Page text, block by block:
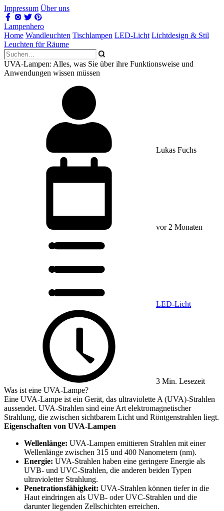
Impressum Über uns
Lampenhero
Home Wandleuchten Tischlampen LED-Licht Lichtdesign & Stil
Leuchten für Räume
UVA-Lampen: Alles, was Sie über ihre Funktionsweise und
Anwendungen wissen müssen
Lukas Fuchs
vor 2 Monaten
LED-Licht
3 Min. Lesezeit
Was ist eine UVA-Lampe?
Eine UVA-Lampe ist ein Gerät, das ultraviolette A (UVA)-Strahlen
aussendet. UVA-Strahlen sind eine Art elektromagnetischer
Strahlung, die zwischen sichtbarem Licht und Röntgenstrahlen liegt.
Eigenschaften von UVA-Lampen
Wellenlänge: UVA-Lampen emittieren Strahlen mit einer
Wellenlänge zwischen 315 und 400 Nanometern (nm).
Energie: UVA-Strahlen haben eine geringere Energie als
UVB- und UVC-Strahlen, die anderen beiden Typen
ultravioletter Strahlung.
Penetrationsfähigkeit: UVA-Strahlen können tiefer in die
Haut eindringen als UVB- oder UVC-Strahlen und die
darunter liegenden Zellschichten erreichen.